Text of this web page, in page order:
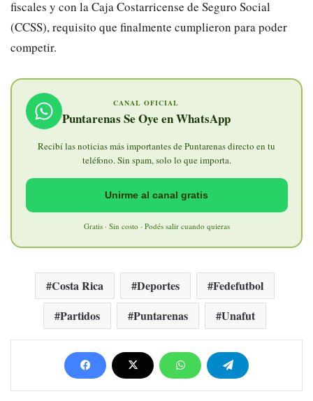
fiscales y con la Caja Costarricense de Seguro Social
(CCSS), requisito que finalmente cumplieron para poder
competir.
CANAL OFICIAL
Puntarenas Se Oye en WhatsApp
Recibí las noticias más importantes de Puntarenas directo en tu
teléfono. Sin spam, solo lo que importa.
Unirme al canal gratis
Gratis · Sin costo · Podés salir cuando quieras
Costa Rica Deportes
Fedefutbol
Partidos
Puntarenas Unafut